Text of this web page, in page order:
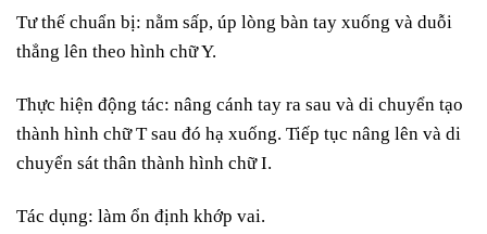
Tư thế chuẩn bị: nằm sấp, úp lòng bàn tay xuống và duỗi
thẳng lên theo hình chữ Y.
Thực hiện động tác: nâng cánh tay ra sau và di chuyển tạo
thành hình chữ T sau đó hạ xuống. Tiếp tục nâng lên và di
chuyển sát thân thành hình chữ I.
Tác dụng: làm ổn định khớp vai.